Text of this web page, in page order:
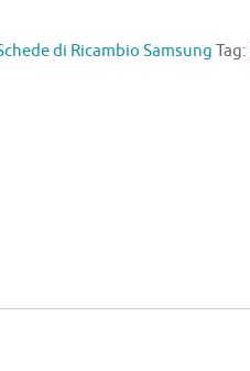
di Ricambio Samsung Tag: